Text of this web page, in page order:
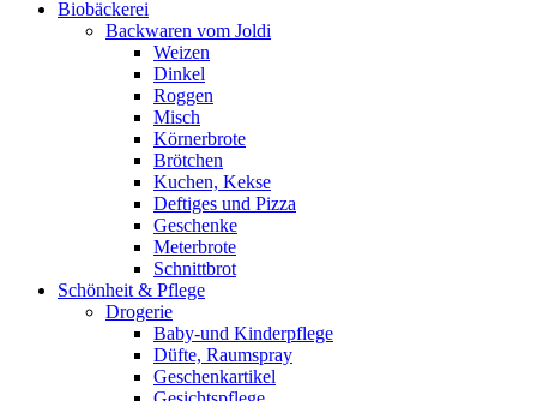
Biobäckerei
Backwaren vom Joldi
Weizen
Dinkel
Roggen
Misch
Körnerbrote
Brötchen
Kuchen, Kekse
Deftiges und Pizza
Geschenke
Meterbrote
Schnittbrot
Schönheit & Pflege
Drogerie
Baby-und Kinderpflege
Düfte, Raumspray
Geschenkartikel